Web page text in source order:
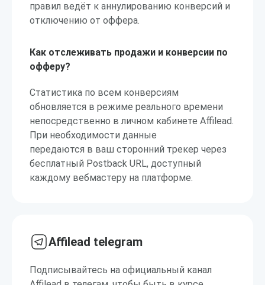
правил ведёт к аннулированию конверсий и
отключению от оффера.
Как отслеживать продажи и конверсии по
офферу?
Статистика по всем конверсиям
обновляется в режиме реального времени
непосредственно в личном кабинете Affilead.
При необходимости данные
передаются в ваш сторонний трекер через
бесплатный Postback URL, доступный
каждому вебмастеру на платформе.
Affilead telegram
Подписывайтесь на официальный канал